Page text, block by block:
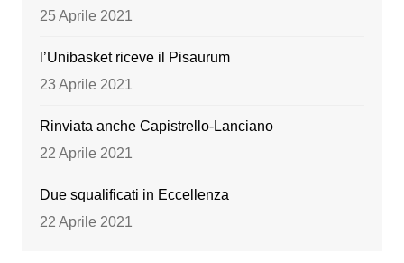
25 Aprile 2021
l’Unibasket riceve il Pisaurum
23 Aprile 2021
Rinviata anche Capistrello-Lanciano
22 Aprile 2021
Due squalificati in Eccellenza
22 Aprile 2021